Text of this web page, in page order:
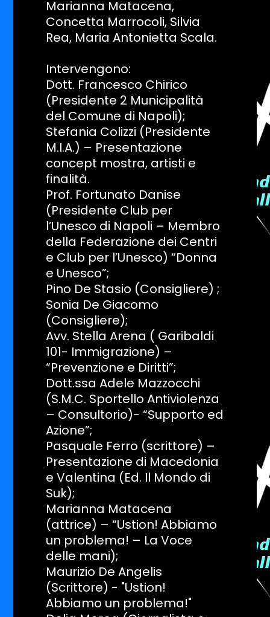
Marianna Matacena,
Concetta Marrocoli, Silvia
Rea, Maria Antonietta Scala.
Intervengono:
Dott. Francesco Chirico
(Presidente 2 Municipalità
del Comune di Napoli);
Stefania Colizzi (Presidente
M.I.A.) – Presentazione
concept mostra, artisti e
finalità.
Prof. Fortunato Danise
(Presidente Club per
l’Unesco di Napoli – Membro
della Federazione dei Centri
e Club per l’Unesco) “Donna
e Unesco”;
Pino De Stasio (Consigliere) ;
Sonia De Giacomo
(Consigliere);
Avv. Stella Arena ( Garibaldi
101- Immigrazione) –
“Prevenzione e Diritti”;
Dott.ssa Adele Mazzocchi
(S.M.C. Sportello Antiviolenza
– Consultorio)- “Supporto ed
Azione”;
Pasquale Ferro (scrittore) –
Presentazione di Macedonia
e Valentina (Ed. Il Mondo di
Suk);
Marianna Matacena
(attrice) – “Ustion! Abbiamo
un problema! – La Voce
delle mani);
Maurizio De Angelis
(Scrittore) - "Ustion!
Abbiamo un problema!"